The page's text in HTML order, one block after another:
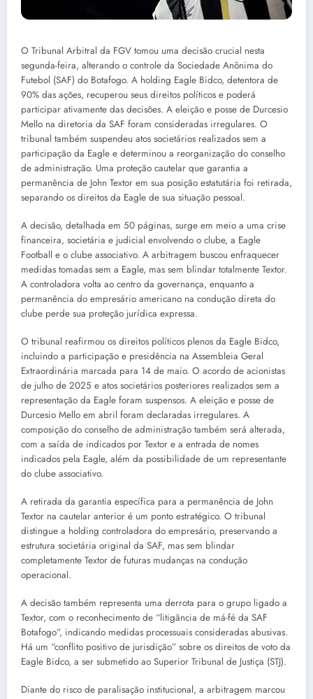
O Tribunal Arbitral da FGV tomou uma decisão crucial nesta
segunda-feira, alterando o controle da Sociedade Anônima do
Futebol (SAF) do Botafogo. A holding Eagle Bidco, detentora de
90% das ações, recuperou seus direitos políticos e poderá
participar ativamente das decisões. A eleição e posse de Durcesio
Mello na diretoria da SAF foram consideradas irregulares. O
tribunal também suspendeu atos societários realizados sem a
participação da Eagle e determinou a reorganização do conselho
de administração. Uma proteção cautelar que garantia a
permanência de John Textor em sua posição estatutária foi retirada,
separando os direitos da Eagle de sua situação pessoal.
A decisão, detalhada em 50 páginas, surge em meio a uma crise
financeira, societária e judicial envolvendo o clube, a Eagle
Football e o clube associativo. A arbitragem buscou enfraquecer
medidas tomadas sem a Eagle, mas sem blindar totalmente Textor.
A controladora volta ao centro da governança, enquanto a
permanência do empresário americano na condução direta do
clube perde sua proteção jurídica expressa.
O tribunal reafirmou os direitos políticos plenos da Eagle Bidco,
incluindo a participação e presidência na Assembleia Geral
Extraordinária marcada para 14 de maio. O acordo de acionistas
de julho de 2025 e atos societários posteriores realizados sem a
representação da Eagle foram suspensos. A eleição e posse de
Durcesio Mello em abril foram declaradas irregulares. A
composição do conselho de administração também será alterada,
com a saída de indicados por Textor e a entrada de nomes
indicados pela Eagle, além da possibilidade de um representante
do clube associativo.
A retirada da garantia específica para a permanência de John
Textor na cautelar anterior é um ponto estratégico. O tribunal
distingue a holding controladora do empresário, preservando a
estrutura societária original da SAF, mas sem blindar
completamente Textor de futuras mudanças na condução
operacional.
A decisão também representa uma derrota para o grupo ligado a
Textor, com o reconhecimento de “litigância de má-fé da SAF
Botafogo”, indicando medidas processuais consideradas abusivas.
Há um “conflito positivo de jurisdição” sobre os direitos de voto da
Eagle Bidco, a ser submetido ao Superior Tribunal de Justiça (STJ).
Diante do risco de paralisação institucional, a arbitragem marcou